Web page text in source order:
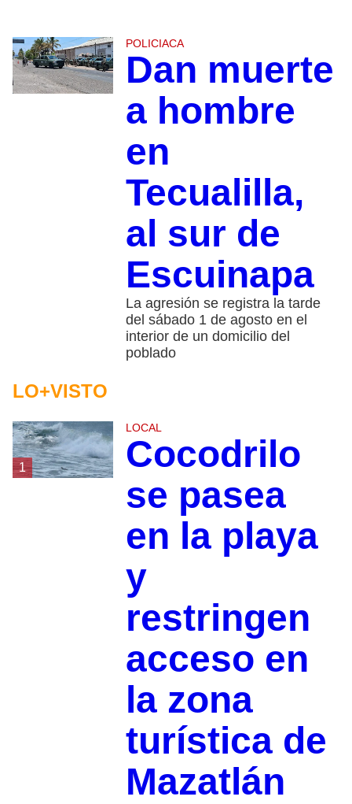
POLICIACA
Dan muerte
a hombre
en
Tecualilla,
al sur de
Escuinapa
La agresión se registra la tarde
del sábado 1 de agosto en el
interior de un domicilio del
poblado
LO+VISTO
1
LOCAL
Cocodrilo
se pasea
en la playa
y
restringen
acceso en
la zona
turística de
Mazatlán